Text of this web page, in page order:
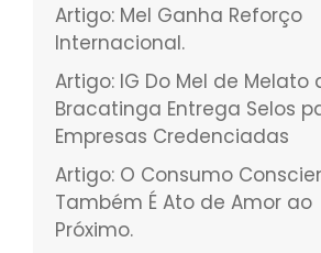
Artigo: Mel Ganha Reforço
Internacional.
Artigo: IG Do Mel de Melato
Bracatinga Entrega Selos
Empresas Credenciadas
Artigo: O Consumo
Também É Ato de Amor ao
Próximo.